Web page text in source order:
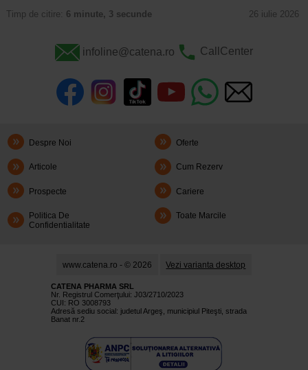
Timp de citire: 6 minute, 3 secunde 26 iulie 2026
infoline@catena.ro CallCenter
Despre Noi Oferte
Articole Cum Rezerv
Prospecte Cariere
Politica De
Confidentialitate
Toate Marcile
www.catena.ro - © 2026 Vezi varianta desktop
CATENA PHARMA SRL
Nr. Registrul Comerţului: J03/2710/2023
CUI: RO 3008793
Adresă sediu social: judetul Argeş, municipiul Piteşti, strada
Banat nr.2